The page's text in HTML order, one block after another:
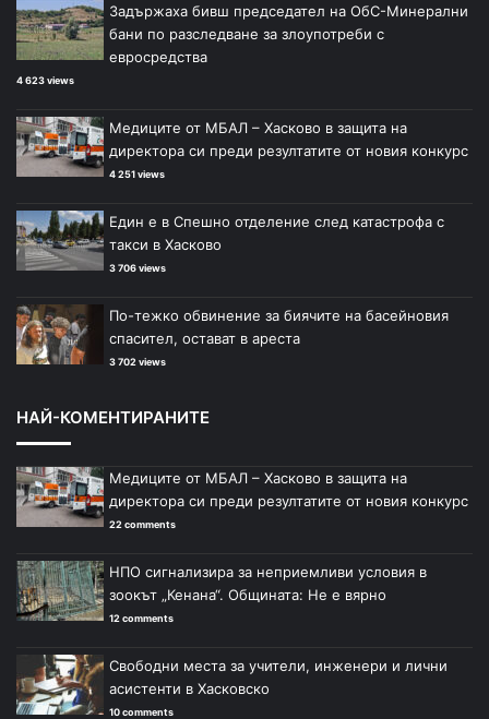
Задържаха бивш председател на ОбС-Минерални
бани по разследване за злоупотреби с
евросредства
4 623 views
Медиците от МБАЛ – Хасково в защита на
директора си преди резултатите от новия конкурс
4 251 views
Един е в Спешно отделение след катастрофа с
такси в Хасково
3 706 views
По-тежко обвинение за биячите на басейновия
спасител, остават в ареста
3 702 views
НАЙ-КОМЕНТИРАНИТЕ
Медиците от МБАЛ – Хасково в защита на
директора си преди резултатите от новия конкурс
22 comments
НПО сигнализира за неприемливи условия в
зоокът „Кенана“. Общината: Не е вярно
12 comments
Свободни места за учители, инженери и лични
асистенти в Хасковско
10 comments